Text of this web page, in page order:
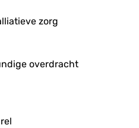
zorg
overdracht